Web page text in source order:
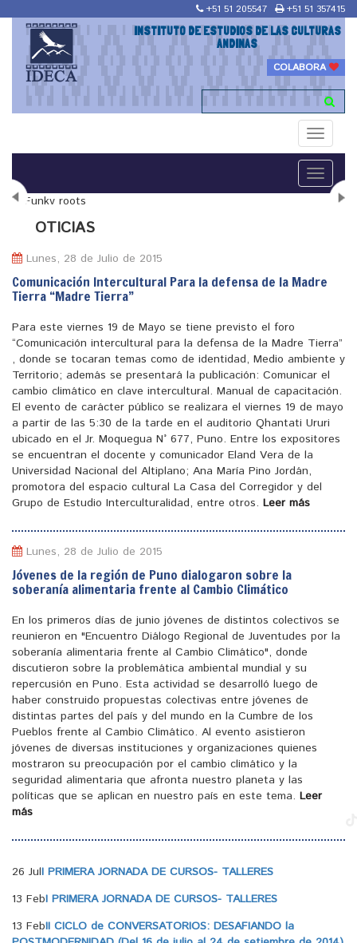
+51 51 205547 +51 51 357415
INSTITUTO DE ESTUDIOS DE LAS CULTURAS
ANDINAS
COLABORA
Toggle
Toggle
"Maestría en Religiones y culturas Andinas"
OTICIAS
Lunes, 28 de Julio de 2015
Comunicación Intercultural Para la defensa de la Madre
Tierra “Madre Tierra”
Para este viernes 19 de Mayo se tiene previsto el foro
“Comunicación intercultural para la defensa de la Madre Tierra”
, donde se tocaran temas como de identidad, Medio ambiente y
Territorio; además se presentará la publicación: Comunicar el
cambio climático en clave intercultural. Manual de capacitación.
El evento de carácter público se realizara el viernes 19 de mayo
a partir de las 5:30 de la tarde en el auditorio Qhantati Ururi
ubicado en el Jr. Moquegua N° 677, Puno. Entre los expositores
se encuentran el docente y comunicador Eland Vera de la
Universidad Nacional del Altiplano; Ana María Pino Jordán,
promotora del espacio cultural La Casa del Corregidor y del
Grupo de Estudio Interculturalidad, entre otros. Leer más
Lunes, 28 de Julio de 2015
Jóvenes de la región de Puno dialogaron sobre la
soberanía alimentaria frente al Cambio Climático
En los primeros días de junio jóvenes de distintos colectivos se
reunieron en "Encuentro Diálogo Regional de Juventudes por la
soberanía alimentaria frente al Cambio Climático", donde
discutieron sobre la problemática ambiental mundial y su
repercusión en Puno. Esta actividad se desarrolló luego de
haber construido propuestas colectivas entre jóvenes de
distintas partes del país y del mundo en la Cumbre de los
Pueblos frente al Cambio Climático. Al evento asistieron
jóvenes de diversas instituciones y organizaciones quienes
mostraron su preocupación por el cambio climático y la
seguridad alimentaria que afronta nuestro planeta y las
políticas que se aplican en nuestro país en este tema. Leer
más
26 JulI PRIMERA JORNADA DE CURSOS- TALLERES
13 FebI PRIMERA JORNADA DE CURSOS- TALLERES
13 FebII CICLO de CONVERSATORIOS: DESAFIANDO la